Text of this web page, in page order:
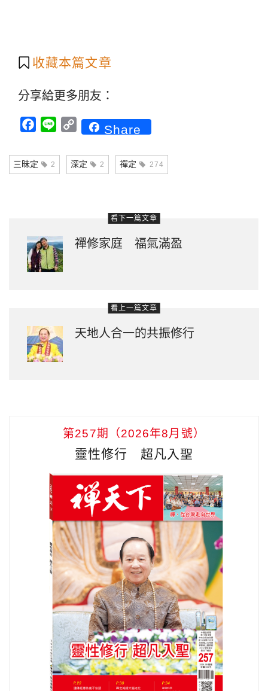
收藏本篇文章
分享給更多朋友：
Facebook
Line CopyShare
三昧定 2 深定 2 禪定 274
看下一篇文章
禪修家庭 福氣滿盈
看上一篇文章
天地人合一的共振修行
第257期（2026年8月號）
靈性修行 超凡入聖